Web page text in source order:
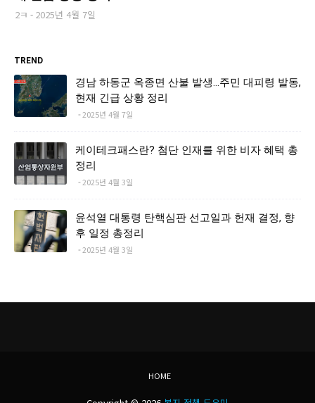
2ㅋ 2025년 4월 7일
TREND
경남 하동군 옥종면 산불 발생…주민 대피령 발동,
현재 긴급 상황 정리
2025년 4월 7일
케이테크패스란? 첨단 인재를 위한 비자 혜택 총
정리
2025년 4월 3일
윤석열 대통령 탄핵심판 선고일과 헌재 결정, 향
후 일정 총정리
2025년 4월 3일
HOME